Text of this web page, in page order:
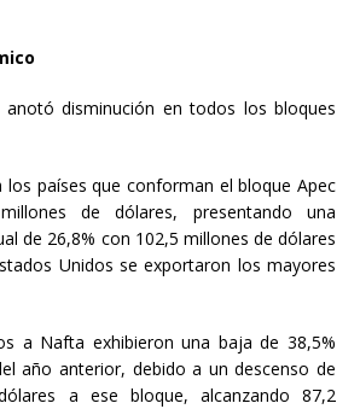
anotó disminución en todos los bloques
los países que conforman el bloque Apec
de dólares, presentando una
de 26,8% con 102,5 millones de dólares
Unidos se exportaron los mayores
a Nafta exhibieron una baja de 38,5%
año anterior, debido a un descenso de
a ese bloque, alcanzando 87,2